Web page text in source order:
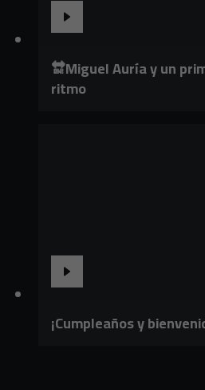
🔛Miguel Auría y un
ritmo
¡Cumpleaños y